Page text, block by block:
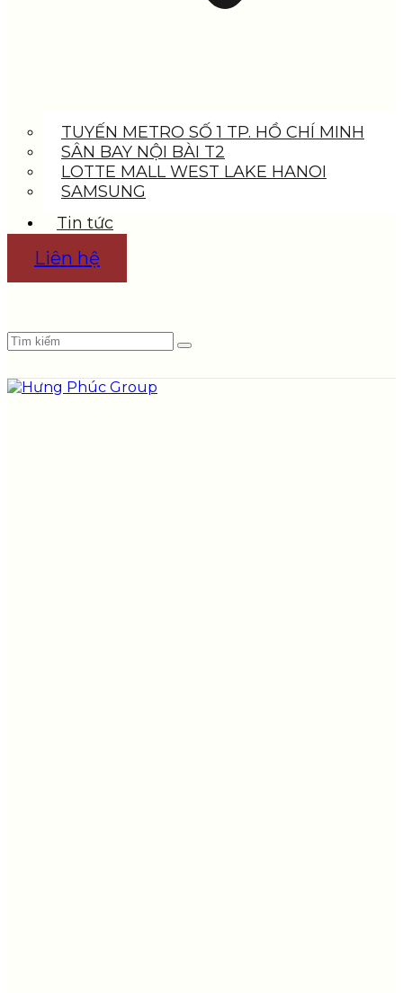
TUYẾN METRO SỐ 1 TP. HỒ CHÍ MINH
SÂN BAY NỘI BÀI T2
LOTTE MALL WEST LAKE HANOI
SAMSUNG
Tin tức
Liên hệ